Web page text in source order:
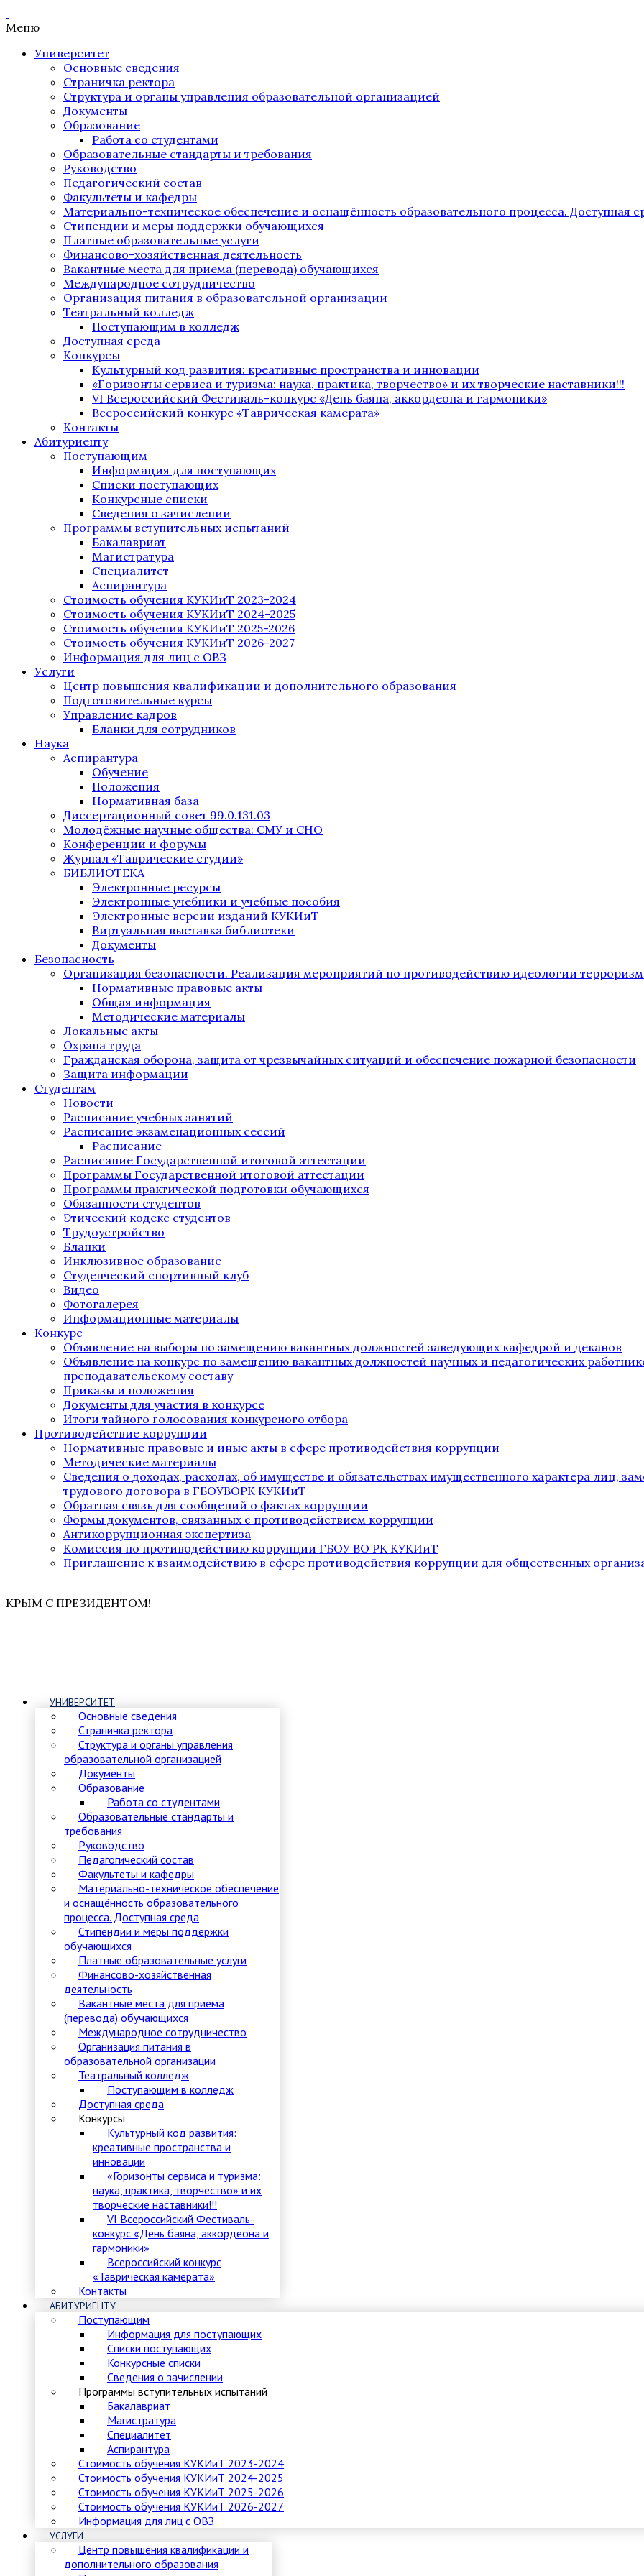
Меню
Университет
Основные сведения
Страничка ректора
Структура и органы управления образовательной организацией
Документы
Образование
Работа со студентами
Образовательные стандарты и требования
Руководство
Педагогический состав
Факультеты и кафедры
Материально-техническое обеспечение и оснащённость образовательного процесса. Доступная
Стипендии и меры поддержки обучающихся
Платные образовательные услуги
Финансово-хозяйственная деятельность
Вакантные места для приема (перевода) обучающихся
Международное сотрудничество
Организация питания в образовательной организации
Театральный колледж
Поступающим в колледж
Доступная среда
Конкурсы
Культурный код развития: креативные пространства и инновации
«Горизонты сервиса и туризма: наука, практика, творчество» и их творческие наставники!!!
VI Всероссийский Фестиваль-конкурс «День баяна, аккордеона и гармоники»
Всероссийский конкурс «Таврическая камерата»
Контакты
Абитуриенту
Поступающим
Информация для поступающих
Списки поступающих
Конкурсные списки
Сведения о зачислении
Программы вступительных испытаний
Бакалавриат
Магистратура
Специалитет
Аспирантура
Стоимость обучения КУКИиТ 2023-2024
Стоимость обучения КУКИиТ 2024-2025
Стоимость обучения КУКИиТ 2025-2026
Стоимость обучения КУКИиТ 2026-2027
Информация для лиц с ОВЗ
Услуги
Центр повышения квалификации и дополнительного образования
Подготовительные курсы
Управление кадров
Бланки для сотрудников
Наука
Аспирантура
Обучение
Положения
Нормативная база
Диссертационный совет 99.0.131.03
Молодёжные научные общества: СМУ и СНО
Конференции и форумы
Журнал «Таврические студии»
БИБЛИОТЕКА
Электронные ресурсы
Электронные учебники и учебные пособия
Электронные версии изданий КУКИиТ
Виртуальная выставка библиотеки
Документы
Безопасность
Организация безопасности. Реализация мероприятий по противодействию идеологии
Нормативные правовые акты
Общая информация
Методические материалы
Локальные акты
Охрана труда
Гражданская оборона, защита от чрезвычайных ситуаций и обеспечение пожарной безопасности
Защита информации
Студентам
Новости
Расписание учебных занятий
Расписание экзаменационных сессий
Расписание
Расписание Государственной итоговой аттестации
Программы Государственной итоговой аттестации
Программы практической подготовки обучающихся
Обязанности студентов
Этический кодекс студентов
Трудоустройство
Бланки
Инклюзивное образование
Студенческий спортивный клуб
Видео
Фотогалерея
Информационные материалы
Конкурс
Объявление на выборы по замещению вакантных должностей заведующих кафедрой и деканов
Объявление на конкурс по замещению вакантных должностей научных и педагогических
преподавательскому составу
Приказы и положения
Документы для участия в конкурсе
Итоги тайного голосования конкурсного отбора
Противодействие коррупции
Нормативные правовые и иные акты в сфере противодействия коррупции
Методические материалы
Сведения о доходах, расходах, об имуществе и обязательствах имущественного характера лиц,
трудового договора в ГБОУВОРК КУКИиТ
Обратная связь для сообщений о фактах коррупции
Формы документов, связанных с противодействием коррупции
Антикоррупционная экспертиза
Комиссия по противодействию коррупции ГБОУ ВО РК КУКИиТ
Приглашение к взаимодействию в сфере противодействия коррупции для общественных
КРЫМ С ПРЕЗИДЕНТОМ!
УНИВЕРСИТЕТ
Основные сведения
Страничка ректора
Структура и органы управления
образовательной организацией
Документы
Образование
Работа со студентами
Образовательные стандарты и
требования
Руководство
Педагогический состав
Факультеты и кафедры
Материально-техническое обеспечение
и оснащённость образовательного
процесса. Доступная среда
Стипендии и меры поддержки
обучающихся
Платные образовательные услуги
Финансово-хозяйственная
деятельность
Вакантные места для приема
(перевода) обучающихся
Международное сотрудничество
Организация питания в
образовательной организации
Театральный колледж
Поступающим в колледж
Доступная среда
Конкурсы
Культурный код развития:
креативные пространства и
инновации
«Горизонты сервиса и туризма:
наука, практика, творчество» и их
творческие наставники!!!
VI Всероссийский Фестиваль-
конкурс «День баяна, аккордеона и
гармоники»
Всероссийский конкурс
«Таврическая камерата»
Контакты
АБИТУРИЕНТУ
Поступающим
Информация для поступающих
Списки поступающих
Конкурсные списки
Сведения о зачислении
Программы вступительных испытаний
Бакалавриат
Магистратура
Специалитет
Аспирантура
Стоимость обучения КУКИиТ 2023-2024
Стоимость обучения КУКИиТ 2024-2025
Стоимость обучения КУКИиТ 2025-2026
Стоимость обучения КУКИиТ 2026-2027
Информация для лиц с ОВЗ
УСЛУГИ
Центр повышения квалификации и
дополнительного образования